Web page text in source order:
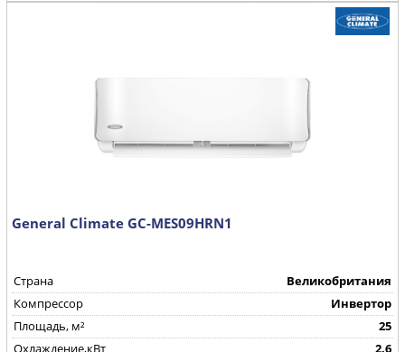
General Climate GC-MES09HRN1
Страна
Великобритания
Компрессор
Инвертор
Площадь, м²
25
Охлаждение,кВт
2.6